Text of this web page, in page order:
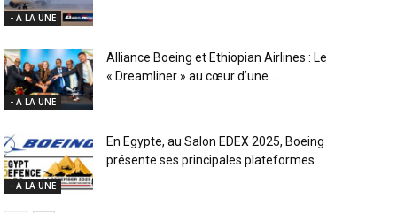
- A LA UNE
- A LA UNE
Alliance Boeing et Ethiopian Airlines : Le
« Dreamliner » au cœur d’une...
- A LA UNE
En Egypte, au Salon EDEX 2025, Boeing
présente ses principales plateformes...